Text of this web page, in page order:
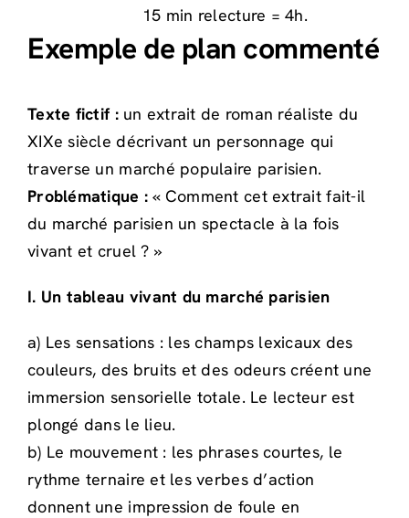
15 min relecture = 4h.
Exemple de plan commenté
Texte fictif :un extrait de roman réaliste du
XIXe siècle décrivant un personnage qui
traverse un marché populaire parisien.
Problématique : « Comment cet extrait fait-il
du marché parisien un spectacle à la fois
vivant et cruel ? »
I. Un tableau vivant du marché parisien
a) Les sensations : les champs lexicaux des
couleurs, des bruits et des odeurs créent une
immersion sensorielle totale. Le lecteur est
plongé dans le lieu.
b) Le mouvement : les phrases courtes, le
rythme ternaire et les verbes d’action
donnent une impression de foule en